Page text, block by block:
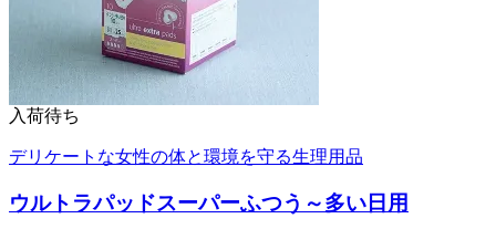
入荷待ち
デリケートな女性の体と環境を守る生理用品
ウルトラパッドスーパーふつう～多い日用